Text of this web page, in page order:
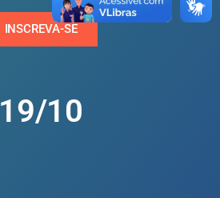
INSCREVA-SE
19/10